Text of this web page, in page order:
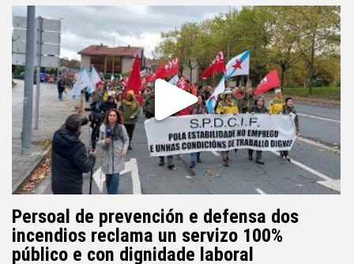
Persoal de prevención e defensa dos
incendios reclama un servizo 100%
público e con dignidade laboral